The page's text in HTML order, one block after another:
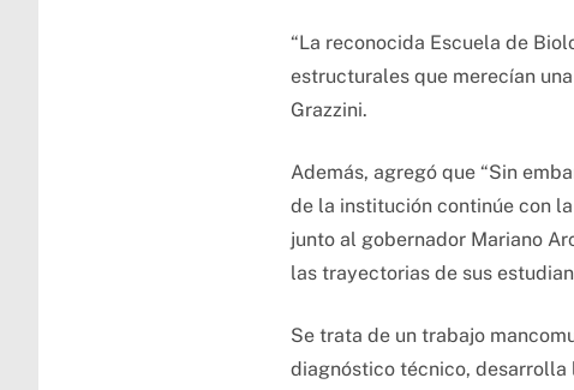
“La reconocida Escuela de
estructurales que merecían
Grazzini.
Además, agregó que “Sin
de la institución continúe con
junto al gobernador Mariano
las trayectorias de sus
Se trata de un trabajo
diagnóstico técnico,